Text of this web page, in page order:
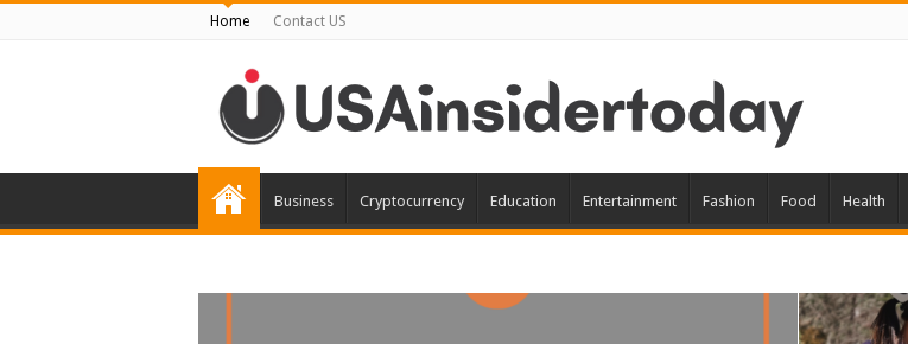
Home Contact US
Business Cryptocurrency Education Entertainment Fashion Food Health